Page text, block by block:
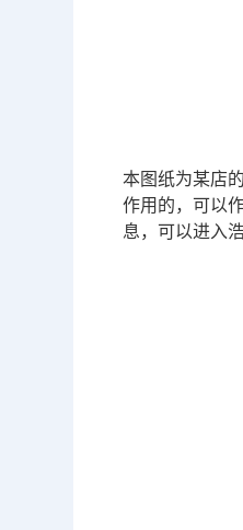
本图纸为某店
作用的，可以
息，可以进入